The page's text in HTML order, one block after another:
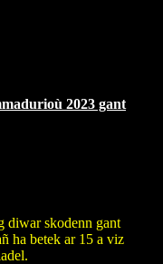
2023 gant
diwar skodenn gant
ha betek ar 15 a viz